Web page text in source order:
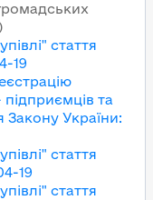
стаття
19
та
Закону України:
стаття
19
стаття